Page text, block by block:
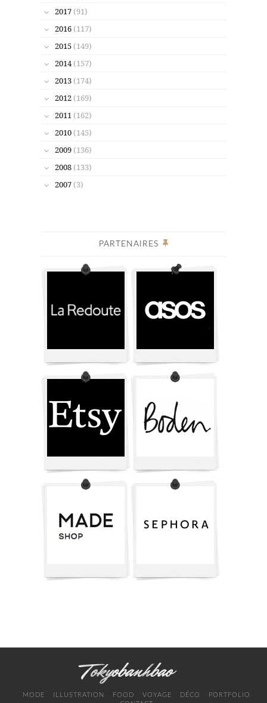
2017 (91)
2016 (117)
2015 (149)
2014 (157)
2013 (174)
2012 (169)
2011 (162)
2010 (145)
2009 (136)
2008 (133)
2007 (3)
PARTENAIRES
MODE ILLUSTRATION FOOD VOYAGE DÉCO
PORTFOLIO